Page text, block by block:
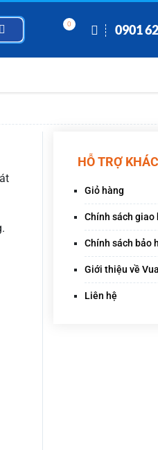
0 0901
HỖ TRỢ
Giỏ hàng
Chính sách giao
Chính sách bảo
Giới thiệu về
Liên hệ